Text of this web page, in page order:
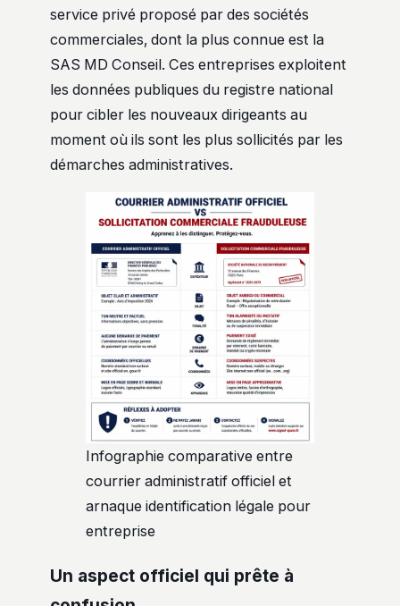
service privé proposé par des sociétés
commerciales, dont la plus connue est la
SAS MD Conseil. Ces entreprises exploitent
les données publiques du registre national
pour cibler les nouveaux dirigeants au
moment où ils sont les plus sollicités par les
démarches administratives.
Infographie comparative entre
courrier administratif officiel et
arnaque identification légale pour
entreprise
Un aspect officiel qui prête à